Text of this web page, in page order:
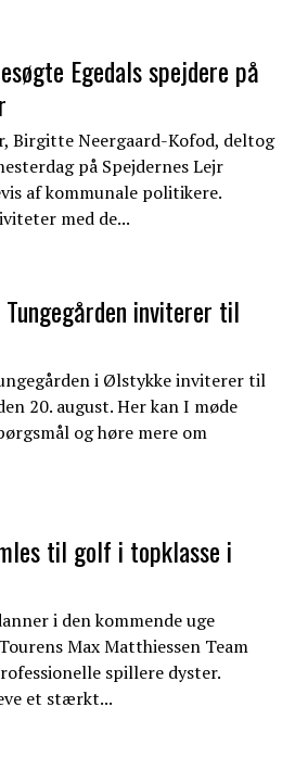
Egedals spejdere på
Birgitte Neergaard-Kofod, deltog
på Spejdernes Lejr
af kommunale politikere.
med de...
Tungegården inviterer til
i Ølstykke inviterer til
20. august. Her kan I møde
og høre mere om
til golf i topklasse i
i den kommende uge
Max Matthiessen Team
spillere dyster.
et stærkt...